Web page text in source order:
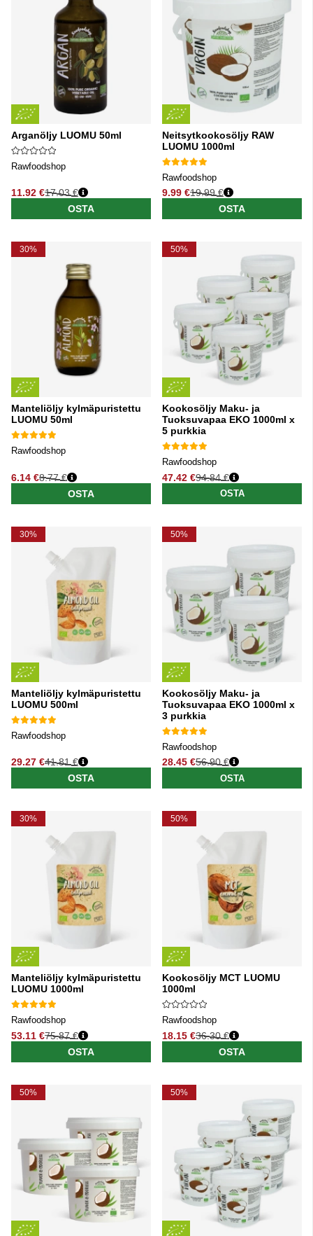
Arganöljy LUOMU 50ml
Rawfoodshop
11.92 €
Normaali hinta
17.03 €
OSTA
Neitsytkookosöljy RAW
LUOMU 1000ml
Rawfoodshop
9.99 €
Normaali hinta
19.99 €
OSTA
30%
Manteliöljy kylmäpuristettu
LUOMU 50ml
Rawfoodshop
6.14 €
Normaali hinta
8.77 €
OSTA
50%
Kookosöljy Maku- ja
Tuoksuvapaa EKO 1000ml x
5 purkkia
Rawfoodshop
47.42 €
Normaali hinta
94.84 €
OSTA
30%
Manteliöljy kylmäpuristettu
LUOMU 500ml
Rawfoodshop
29.27 €
Normaali hinta
41.81 €
OSTA
50%
Kookosöljy Maku- ja
Tuoksuvapaa EKO 1000ml x
3 purkkia
Rawfoodshop
28.45 €
Normaali hinta
56.90 €
OSTA
30%
Manteliöljy kylmäpuristettu
LUOMU 1000ml
Rawfoodshop
53.11 €
Normaali hinta
75.87 €
OSTA
50%
Kookosöljy MCT LUOMU
1000ml
Rawfoodshop
18.15 €
Normaali hinta
36.30 €
OSTA
50% 50%